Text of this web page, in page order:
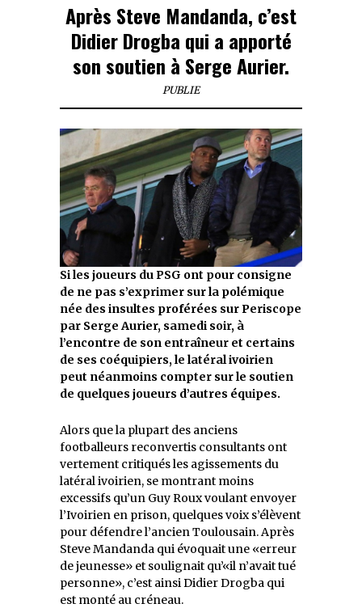
Après Steve Mandanda, c’est
Didier Drogba qui a apporté
son soutien à Serge Aurier.
PUBLIE
Si les joueurs du PSG ont pour consigne
de ne pas s’exprimer sur la polémique
née des insultes proférées sur Periscope
par Serge Aurier, samedi soir, à
l’encontre de son entraîneur et certains
de ses coéquipiers, le latéral ivoirien
peut néanmoins compter sur le soutien
de quelques joueurs d’autres équipes.
Alors que la plupart des anciens
footballeurs reconvertis consultants ont
vertement critiqués les agissements du
latéral ivoirien, se montrant moins
excessifs qu’un Guy Roux voulant envoyer
l’Ivoirien en prison, quelques voix s’élèvent
pour défendre l’ancien Toulousain. Après
Steve Mandanda qui évoquait une «erreur
de jeunesse» et soulignait qu’«il n’avait tué
personne», c’est ainsi Didier Drogba qui
est monté au créneau.